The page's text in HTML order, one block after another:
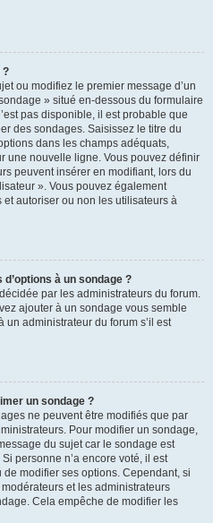
?
ou modifiez le premier message d’un
» situé en-dessous du formulaire
pas disponible, il est probable que
des sondages. Saisissez le titre du
dans les champs adéquats,
une nouvelle ligne. Vous pouvez définir
peuvent insérer en modifiant, lors du
». Vous pouvez également
autoriser ou non les utilisateurs à
à un sondage ?
par les administrateurs du forum.
ajouter à un sondage vous semble
administrateur du forum s’il est
un sondage ?
ne peuvent être modifiés que par
Pour modifier un sondage,
du sujet car le sondage est
personne n’a encore voté, il est
modifier ses options. Cependant, si
et les administrateurs
Cela empêche de modifier les